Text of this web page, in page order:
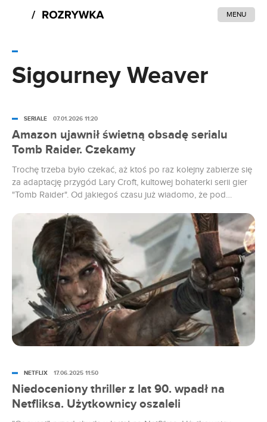
MENU
Sigourney Weaver
Amazon ujawnił świetną obsadę serialu
Tomb Raider. Czekamy
Trochę trzeba było czekać, aż ktoś po raz kolejny zabierze się
za adaptację przygód Lary Croft, kultowej bohaterki serii gier
"Tomb Raider". Od jakiegoś czasu już wiadomo, że pod
uniwersum. Właśnie ogłoszono pełny skład obsady tej
produkcji. Lara Croft to jedna z najważniejszych bohaterek,
jeśli chodzi o przygodowe...
SERIALE 07.01.2026 11:20
Niedoceniony thriller z lat 90. wpadł na
Netfliksa. Użytkownicy oszaleli
NETFLIX 17.06.2025 11:50